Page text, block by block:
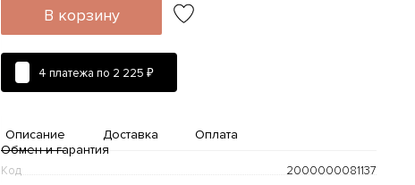
В корзину
4 платежа по 2 225 ₽
Описание
Код
2000000081137
Доставка
Оплата
Обмен и гарантия